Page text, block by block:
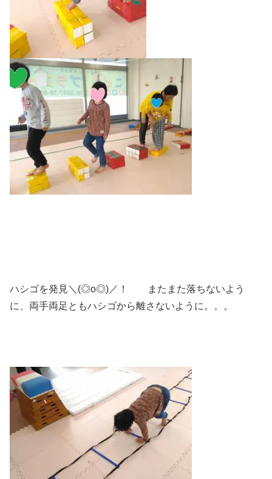
ハシゴを発見＼(◎o◎)／！ またまた落ちないよう
に、両手両足ともハシゴから離さないように。。。